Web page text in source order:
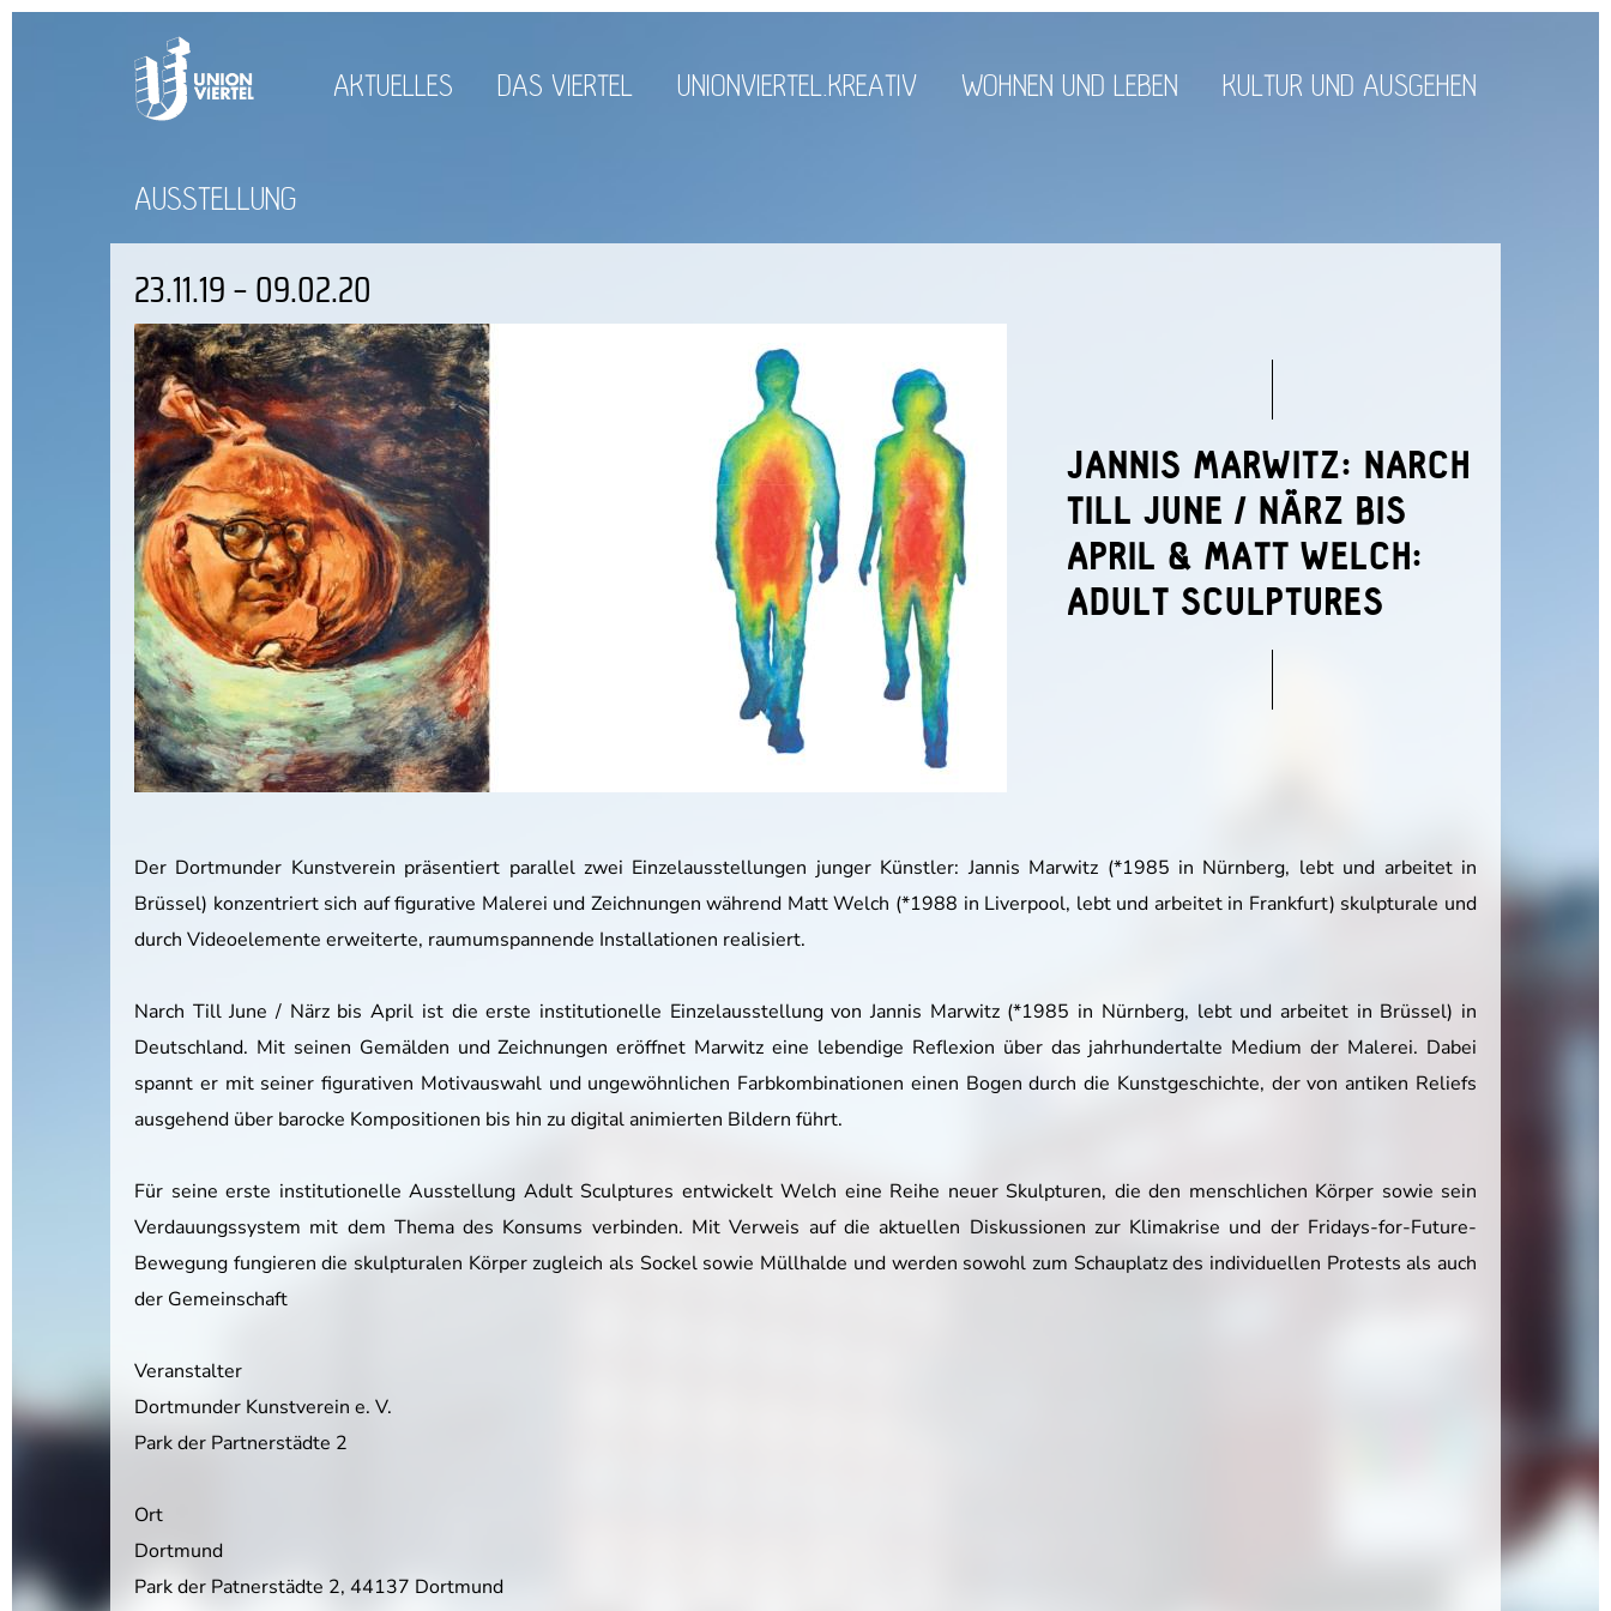
AKTUELLES DAS VIERTEL UNIONVIERTEL.KREATIV WOHNEN UND LEBEN KULTUR UND AUSGEHEN
AUSSTELLUNG
23.11.19 – 09.02.20
JANNIS MARWITZ: NARCH
TILL JUNE / NÄRZ BIS
APRIL & MATT WELCH:
ADULT SCULPTURES
Der Dortmunder Kunstverein präsentiert parallel zwei Einzelausstellungen junger Künstler: Jannis Marwitz (*1985 in Nürnberg, lebt und arbeitet in
Brüssel) konzentriert sich auf figurative Malerei und Zeichnungen während Matt Welch (*1988 in Liverpool, lebt und arbeitet in Frankfurt) skulpturale und
durch Videoelemente erweiterte, raumumspannende Installationen realisiert.
Narch Till June / Närz bis April ist die erste institutionelle Einzelausstellung von Jannis Marwitz (*1985 in Nürnberg, lebt und arbeitet in Brüssel) in
Deutschland. Mit seinen Gemälden und Zeichnungen eröffnet Marwitz eine lebendige Reflexion über das jahrhundertalte Medium der Malerei. Dabei
spannt er mit seiner figurativen Motivauswahl und ungewöhnlichen Farbkombinationen einen Bogen durch die Kunstgeschichte, der von antiken Reliefs
ausgehend über barocke Kompositionen bis hin zu digital animierten Bildern führt.
Für seine erste institutionelle Ausstellung Adult Sculptures entwickelt Welch eine Reihe neuer Skulpturen, die den menschlichen Körper sowie sein
Verdauungssystem mit dem Thema des Konsums verbinden. Mit Verweis auf die aktuellen Diskussionen zur Klimakrise und der Fridays-for-Future-
Bewegung fungieren die skulpturalen Körper zugleich als Sockel sowie Müllhalde und werden sowohl zum Schauplatz des individuellen Protests als auch
der Gemeinschaft
Veranstalter
Dortmunder Kunstverein e. V.
Park der Partnerstädte 2
Ort
Dortmund
Park der Patnerstädte 2, 44137 Dortmund